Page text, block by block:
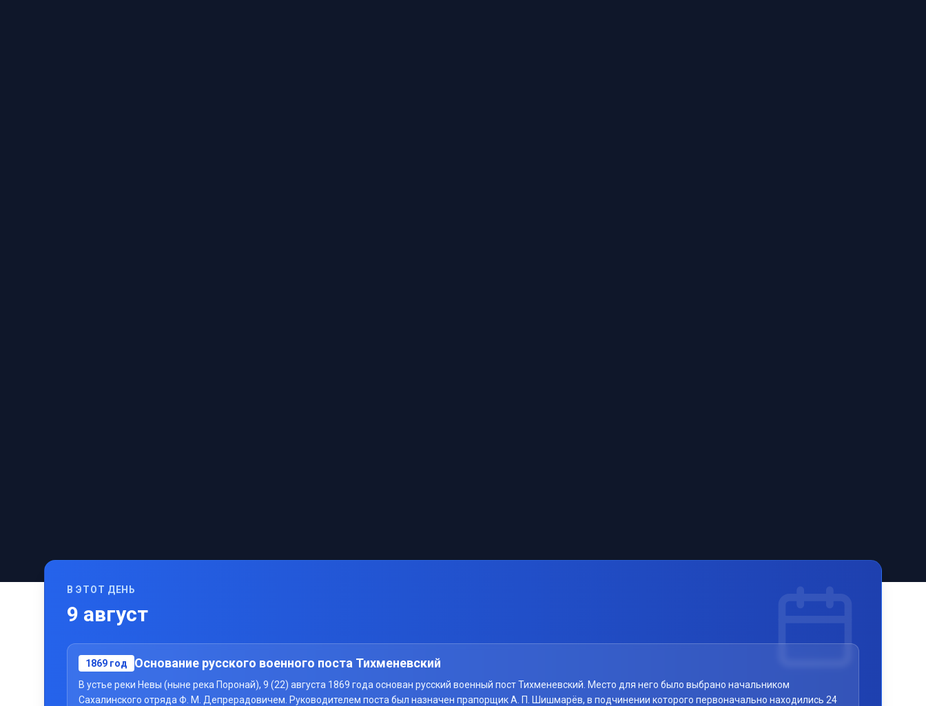
В ЭТОТ ДЕНЬ
9 август
1869 год Основание русского военного поста Тихменевский
В устье реки Невы (ныне река Поронай), 9 (22) августа 1869 года основан русский военный пост Тихменевский. Место для него было выбрано начальником
Сахалинского отряда Ф. М. Депрерадовичем. Руководителем поста был назначен прапорщик А. П. Шишмарёв, в подчинении которого первоначально находились 24